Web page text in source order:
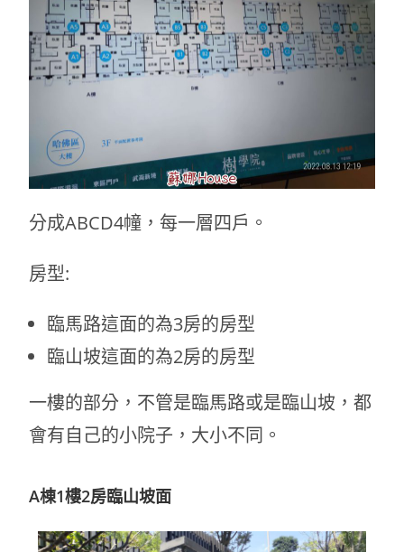
分成ABCD4幢，每一層四戶。
房型:
臨馬路這面的為3房的房型
臨山坡這面的為2房的房型
一樓的部分，不管是臨馬路或是臨山坡，都
會有自己的小院子，大小不同。
A棟1樓2房臨山坡面